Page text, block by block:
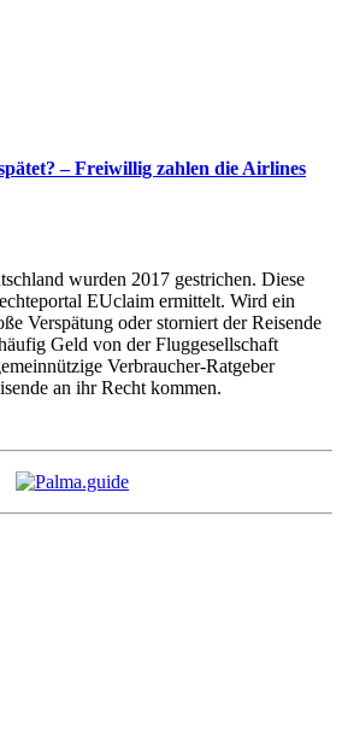
– Freiwillig zahlen die Airlines
wurden 2017 gestrichen. Diese
EUclaim ermittelt. Wird ein
Verspätung oder storniert der Reisende
Geld von der Fluggesellschaft
Verbraucher-Ratgeber
an ihr Recht kommen.